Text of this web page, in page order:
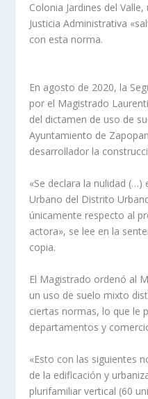
Colonia Jardines del
Justicia Administrativa
con esta norma.
En agosto de 2020, la
por el Magistrado
del dictamen de uso de
Ayuntamiento de
desarrollador la
«Se declara la nulidad (…)
Urbano del Distrito
únicamente respecto al
actora», se lee en la
copia.
El Magistrado ordenó al
un uso de suelo mixto
ciertas normas, lo que le
departamentos y
«Esto con las siguientes
de la edificación y
plurifamiliar vertical (60